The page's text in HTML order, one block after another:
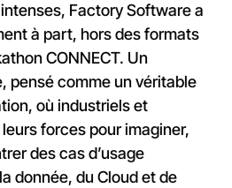
Factory Software a
à part, hors des formats
CONNECT. Un
pensé comme un véritable
où industriels et
forces pour imaginer,
des cas d’usage
donnée, du Cloud et de